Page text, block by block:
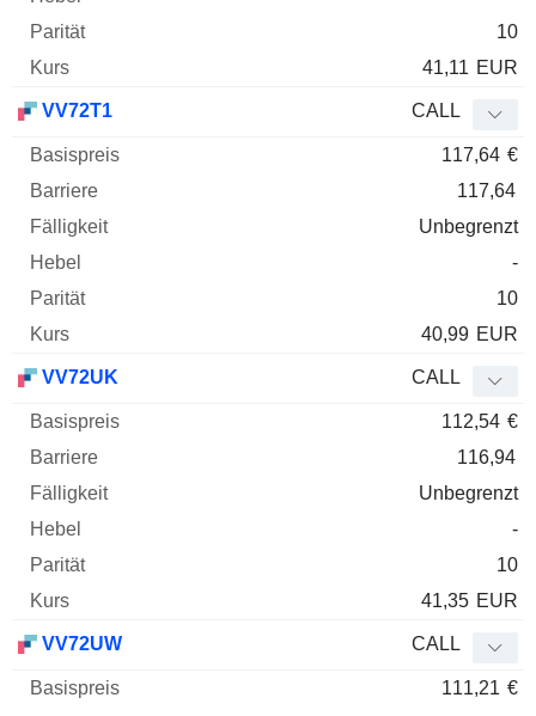
10
41,11 EUR
VV72T1 CALL
117,64 €
117,64
Unbegrenzt
-
10
40,99 EUR
VV72UK CALL
112,54 €
116,94
Unbegrenzt
-
10
41,35 EUR
VV72UW CALL
111,21 €